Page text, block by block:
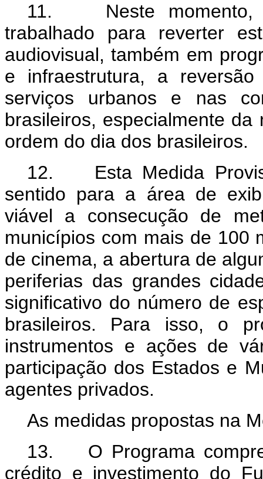
11. Neste momento,
trabalhado para reverter
audiovisual, também em
e infraestrutura, a
serviços urbanos e nas
brasileiros, especialmente
ordem do dia dos brasileiros.
12. Esta Medida
sentido para a área de
viável a consecução de
municípios com mais de 100
de cinema, a abertura de
periferias das grandes
significativo do número de
brasileiros. Para isso, o
instrumentos e ações de
participação dos Estados e
agentes privados.
As medidas propostas na
13. O Programa
crédito e investimento do